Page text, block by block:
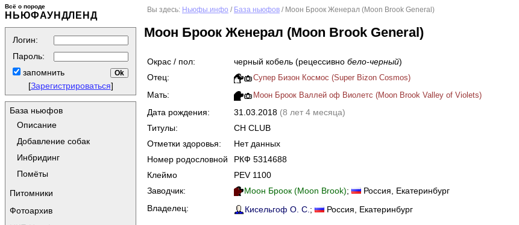
Всё о породе
НЬЮФАУНДЛЕНД
Логин:
Пароль:
запомнить
[Зарегистрироваться]
База ньюфов
Описание
Добавление собак
Инбридинг
Помёты
Питомники
Фотоархив
Вы здесь: Ньюфы.инфо / База ньюфов / Моон Броок Женерал (Moon Brook General)
Моон Броок Женерал (Moon Brook General)
Окрас / пол: черный кобель (рецессивно бело-черный)
Отец:
Супер Бизон Космос (Super Bizon Cosmos)
Мать: Моон Броок Валлей оф Виолетс (Moon Brook Valley of Violets)
Дата рождения: 31.03.2018 (8 лет 4 месяца)
Титулы:
CH CLUB
Отметки здоровья:
Нет данных
Номер родословной
РКФ 5314688
Клеймо
PEV 1100
Заводчик:
Моон Броок (Moon Brook); Россия, Екатеринбург
Владелец:
Кисельгоф О. С. ; Россия , Екатеринбург